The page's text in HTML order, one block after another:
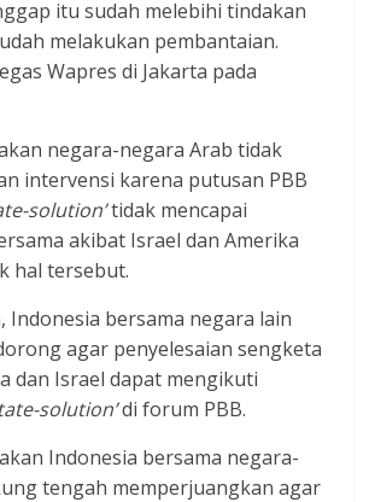
itu sudah melebihi tindakan
melakukan pembantaian.
Wapres di Jakarta pada
negara-negara Arab tidak
intervensi karena putusan PBB
solution’tidak mencapai
akibat Israel dan Amerika
hal tersebut.
Indonesia bersama negara lain
agar penyelesaian sengketa
dan Israel dapat mengikuti
solution’di forum PBB.
Indonesia bersama negara-
tengah memperjuangkan agar